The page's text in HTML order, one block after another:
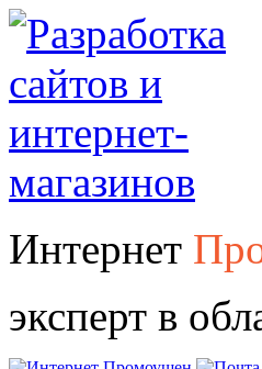
Интернет
эксперт в